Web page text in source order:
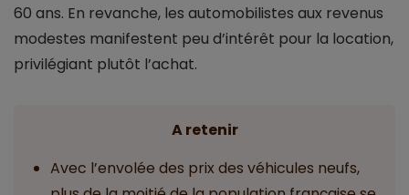
60 ans. En revanche, les automobilistes aux revenus
modestes manifestent peu d’intérêt pour la location,
privilégiant plutôt l’achat.
A retenir
Avec l’envolée des prix des véhicules neufs,